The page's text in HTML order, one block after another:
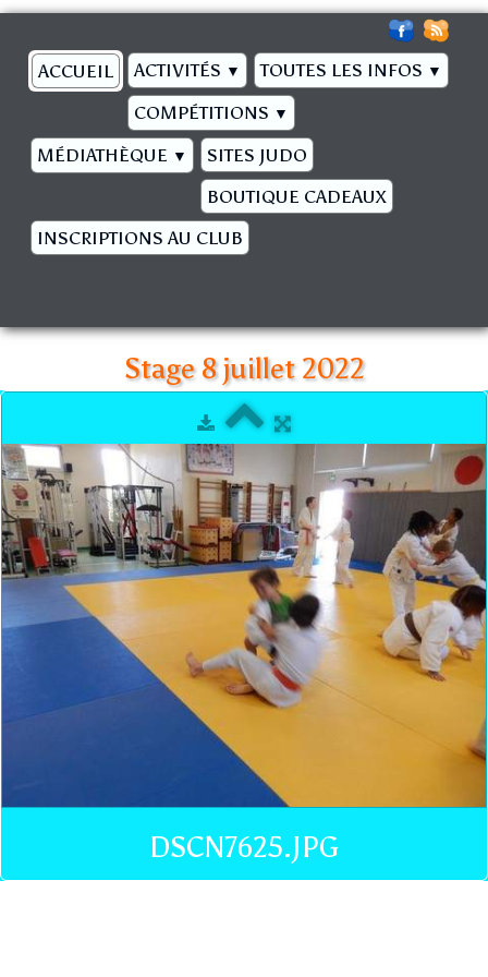
ACCUEIL ACTIVITÉS ▼ TOUTES LES INFOS ▼
COMPÉTITIONS ▼
MÉDIATHÈQUE ▼
SITES JUDO
BOUTIQUE CADEAUX
INSCRIPTIONS AU CLUB
Stage 8 juillet 2022
DSCN7625.JPG